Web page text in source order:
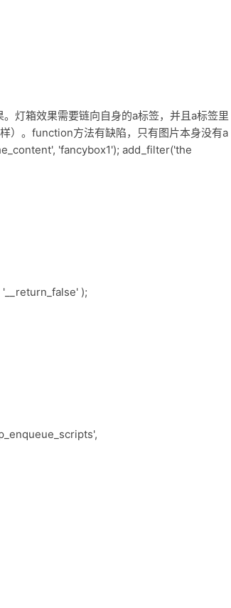
灯箱效果需要链向自身的a标签，并且a标签里
）。function方法有缺陷，只有图片本身没有a
'fancybox1'); add_filter('the
);